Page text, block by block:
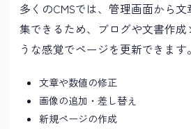
多くのCMSでは、管理画面から
集できるため、ブログや文書作成
うな感覚でページを更新できます。
文章や数値の修正
画像の追加・差し替え
新規ページの作成